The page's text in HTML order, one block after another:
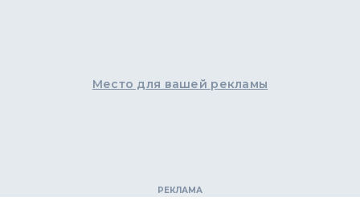
Место для вашей рекламы